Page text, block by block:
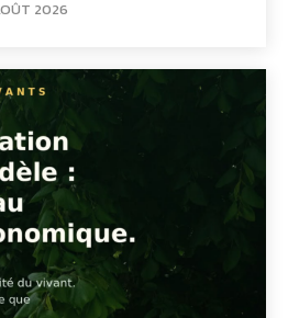
2026